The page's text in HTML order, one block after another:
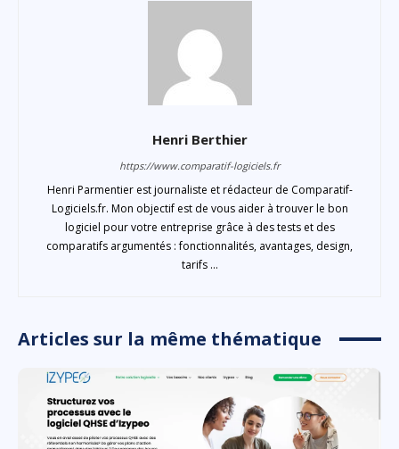
Henri Berthier
https://www.comparatif-logiciels.fr
Henri Parmentier est journaliste et rédacteur de Comparatif-
Logiciels.fr. Mon objectif est de vous aider à trouver le bon
logiciel pour votre entreprise grâce à des tests et des
comparatifs argumentés : fonctionnalités, avantages, design,
tarifs ...
Articles sur la même thématique